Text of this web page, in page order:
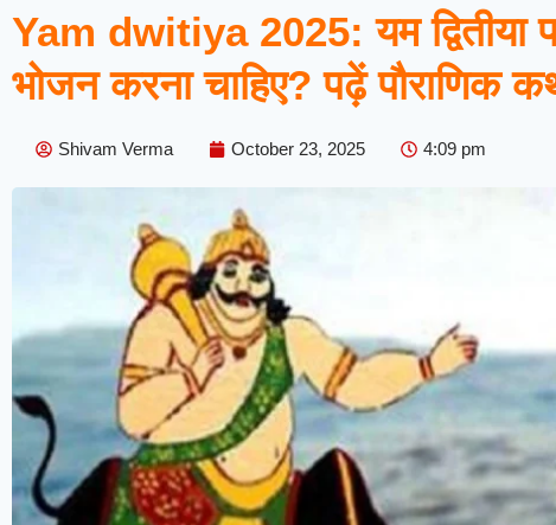
Yam dwitiya 2025: यम द्वितीया
भोजन करना चाहिए? पढ़ें पौराणिक
Shivam Verma October 23, 2025 4:09 pm